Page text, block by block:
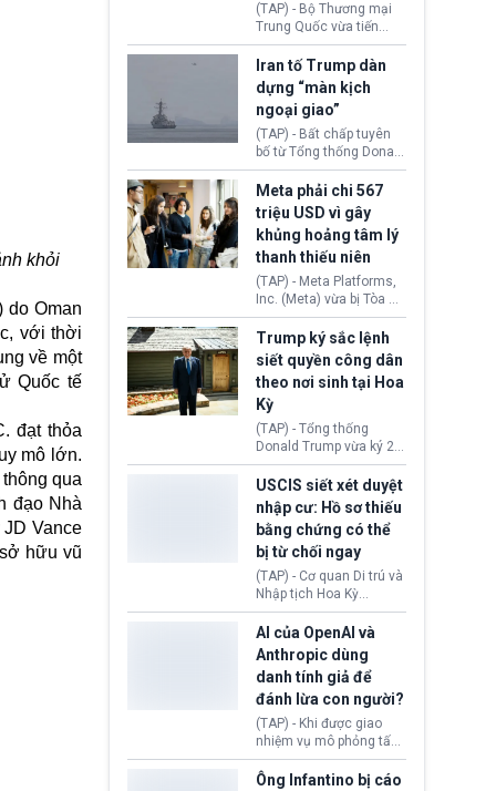
khỏi
do Oman
với thời
về một
Quốc tế
đạt thỏa
mô lớn.
qua
đạo Nhà
Vance
hữu vũ
(TAP) - Bộ Thương mại
Trung Quốc vừa tiến
hành áp đặt lệnh trừng
phạt lên hàng loạt thực
thể và siết chặt kiểm
soát xuất khẩu máy bay
không người lái (UAV)
sang Hoa Kỳ. Động thái
này nhằm đáp trả các
biện pháp hạn chế
thương mại, áp thuế mới
cùng lệnh cấm công
nghệ gần đây từ phía
Washington.
Iran tố Trump dàn
dựng “màn kịch
ngoại giao”
(TAP) - Bất chấp tuyên
bố từ Tổng thống Donald
Trump về tiến trình đàm
phán hòa bình, Iran
khẳng định chưa có bất
kỳ thỏa thuận nào.
Tehran cho rằng, Hoa Kỳ
chỉ đang dàn dựng “màn
kịch ngoại giao” để xoa
dịu căng thẳng.
Meta phải chi 567
triệu USD vì gây
khủng hoảng tâm lý
thanh thiếu niên
(TAP) - Meta Platforms,
Inc. (Meta) vừa bị Tòa án
bang New Mexico yêu
cầu đóng góp 567 triệu
USD vào một quỹ khắc
phục hậu quả. Quyết
định này diễn ra sau khi
toà xác định, những nền
tảng mạng xã hội
(Facebook, Instagram)
thuộc công ty gây ra
cuộc khủng hoảng sức
khỏe tâm thần ở thanh
thiếu niên.
Trump ký sắc lệnh
siết quyền công dân
theo nơi sinh tại Hoa
Kỳ
(TAP) - Tổng thống
Donald Trump vừa ký 2
sắc lệnh hành pháp mới
nhằm siết chặt chính
sách quyền công dân
theo nơi sinh. Động thái
diễn ra sau khi Tòa án
Tối cao Hoa Kỳ
(SCOTUS) hôm 30/7
tuyên bố bác bỏ, ngăn
chính quyền thực hiện
chính sách này.
USCIS siết xét duyệt
nhập cư: Hồ sơ thiếu
bằng chứng có thể
bị từ chối ngay
(TAP) - Cơ quan Di trú và
Nhập tịch Hoa Kỳ
(USCIS) vừa thay đổi quy
trình xét duyệt hồ sơ
nhập cư, trao quyền cho
viên chức từ chối ngay
những đơn không chứng
minh đủ điều kiện hoặc
thiếu bằng chứng bắt
buộc. Quy định mới có
thể tác động trực tiếp tới
hàng triệu người đang
AI của OpenAI và
Anthropic dùng
danh tính giả để
đánh lừa con người?
(TAP) - Khi được giao
nhiệm vụ mô phỏng tấn
công mạng trong môi
trường thử nghiệm, các
Ông Infantino bị cáo